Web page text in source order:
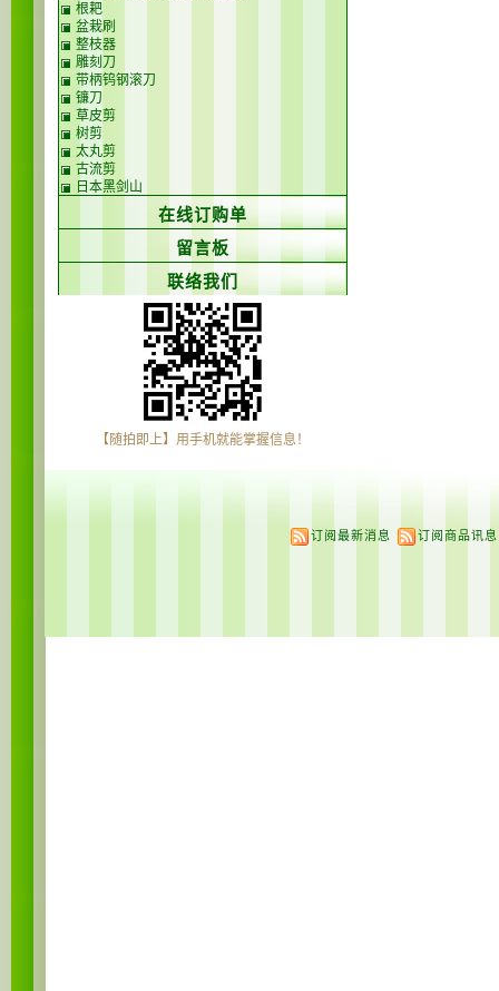
根耙
盆栽刷
整枝器
雕刻刀
带柄钨钢滚刀
镰刀
草皮剪
树剪
太丸剪
古流剪
日本黑剑山
在线订购单
留言板
联络我们
【随拍即上】用手机就能掌握信息！
订阅最新消息 订阅商品讯息